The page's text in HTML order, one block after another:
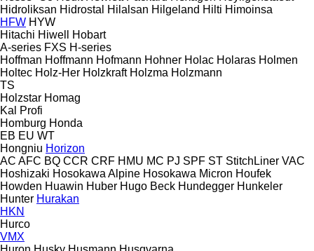
Hidroliksan Hidrostal Hilalsan Hilgeland Hilti Himoinsa
HFW HYW
Hitachi Hiwell
Hobart
A-series FXS H-series
Hoffman Hoffmann Hofmann Hohner Holac Holaras Holmen
Holtec Holz-Her Holzkraft Holzma Holzmann
TS
Holzstar Homag
Kal
Profi
Homburg Honda
EB EU WT
Hongniu Horizon
AC AFC BQ CCR CRF HMU MC PJ SPF ST StitchLiner VAC
Hoshizaki Hosokawa Alpine Hosokawa Micron Houfek
Howden Huawin Huber Hugo Beck Hundegger Hunkeler
Hunter Hurakan
HKN
Hurco
VMX